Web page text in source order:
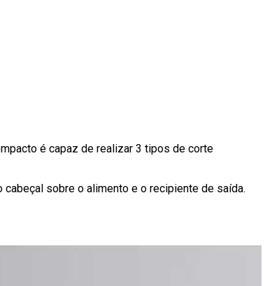
é capaz de realizar 3 tipos de corte
sobre o alimento e o recipiente de saída.